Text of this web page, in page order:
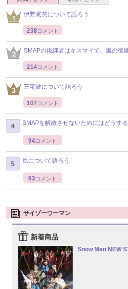
伊野尾慧について語ろう
238コメント
SMAPの後継者はキスマイで、嵐の後
214コメント
三宅健について語ろう
107 コメント
SMAPを解散させないためにはどうす
94コメント
嵐について語ろう
93コメント
サイゾーウーマン
新着商品
Snow Man NEW